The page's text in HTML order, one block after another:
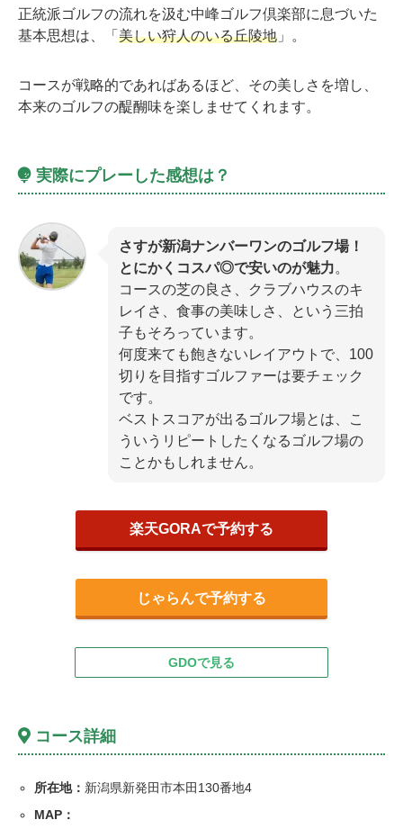
正統派ゴルフの流れを汲む中峰ゴルフ倶楽部に息づいた
基本思想は、「 美しい狩人のいる丘陵地 」。
コースが戦略的であればあるほど、その美しさを増し、
本来のゴルフの醍醐味を楽しませてくれます。
実際にプレーした感想は？
さすが新潟ナンバーワンのゴルフ場！
とにかくコスパ◎で安いのが魅力。
コースの芝の良さ、クラブハウスのキ
レイさ、食事の美味しさ、という三拍
子もそろっています。
何度来ても飽きないレイアウトで、100
切りを目指すゴルファーは要チェック
です。
ベストスコアが出るゴルフ場とは、こ
ういうリピートしたくなるゴルフ場の
ことかもしれません。
楽天GORAで予約する
じゃらんで予約する
GDOで見る
コース詳細
所在地： 新潟県新発田市本田130番地4
MAP：